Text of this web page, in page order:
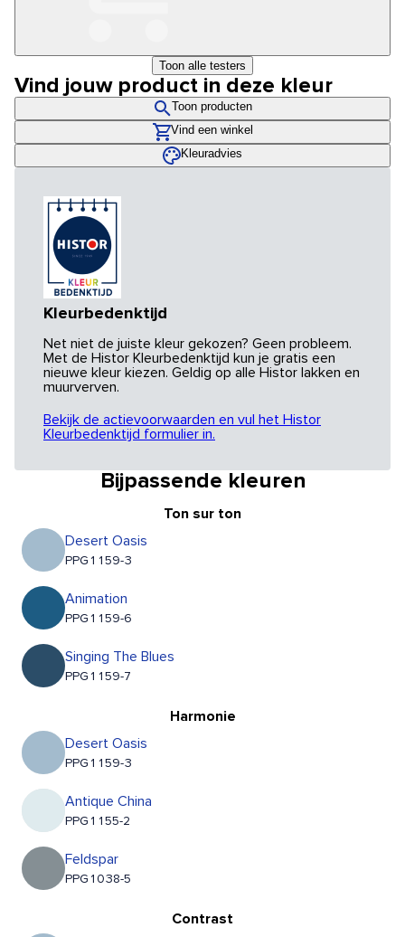
Toon alle testers
Vind jouw product in deze kleur
Toon producten
Vind een winkel
Kleuradvies
Kleurbedenktijd
Net niet de juiste kleur gekozen? Geen probleem.
Met de Histor Kleurbedenktijd kun je gratis een
nieuwe kleur kiezen. Geldig op alle Histor lakken en
muurverven.
Bekijk de actievoorwaarden en vul het Histor
Kleurbedenktijd formulier in.
Bijpassende kleuren
Ton sur ton
Desert Oasis
PPG1159-3
Animation
PPG1159-6
Singing The Blues
PPG1159-7
Harmonie
Desert Oasis
PPG1159-3
Antique China
PPG1155-2
Feldspar
PPG1038-5
Contrast